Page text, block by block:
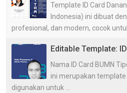
Template ID Card
Indonesia) ini dibuat
profesional, dan modern, cocok untuk
Editable Template:
Nama ID Card BUMN
ini merupakan template
digunakan untuk ...